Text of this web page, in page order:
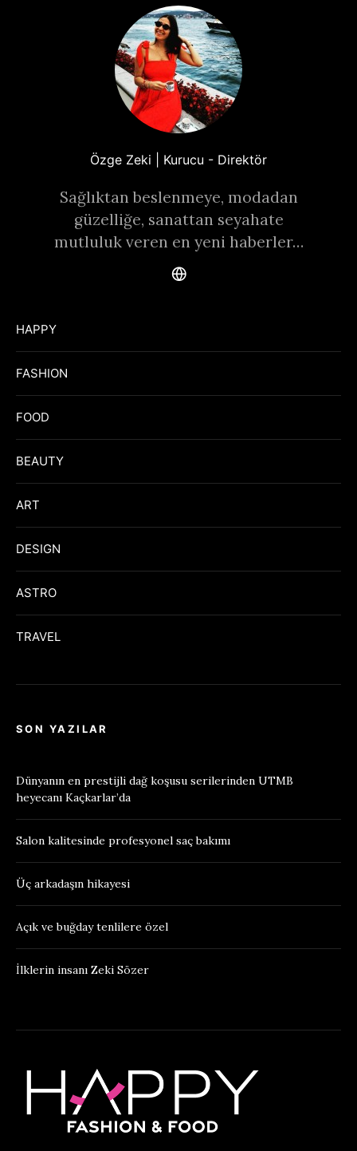
Özge Zeki | Kurucu - Direktör
Sağlıktan beslenmeye, modadan
güzelliğe, sanattan seyahate
mutluluk veren en yeni haberler…
HAPPY
FASHION
FOOD
BEAUTY
ART
DESIGN
ASTRO
TRAVEL
SON YAZILAR
Dünyanın en prestijli dağ koşusu serilerinden UTMB
heyecanı Kaçkarlar’da
Salon kalitesinde profesyonel saç bakımı
Üç arkadaşın hikayesi
Açık ve buğday tenlilere özel
İlklerin insanı Zeki Sözer